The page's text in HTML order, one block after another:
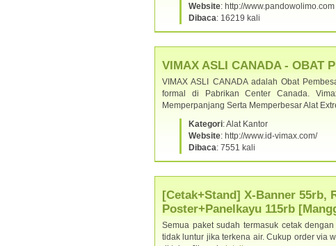
Website: http://www.pandowolimo.com
Dibaca: 16219 kali
VIMAX ASLI CANADA - OBAT
VIMAX ASLI CANADA adalah Obat
formal di Pabrikan Center Canada.
Memperpanjang Serta Memperbesar Alat
Kategori: Alat Kantor
Website: http://www.id-vimax.com/
Dibaca: 7551 kali
[Cetak+Stand] X-Banner 55rb,
Poster+Panelkayu 115rb
Semua paket sudah termasuk cetak
tidak luntur jika terkena air. Cukup order via